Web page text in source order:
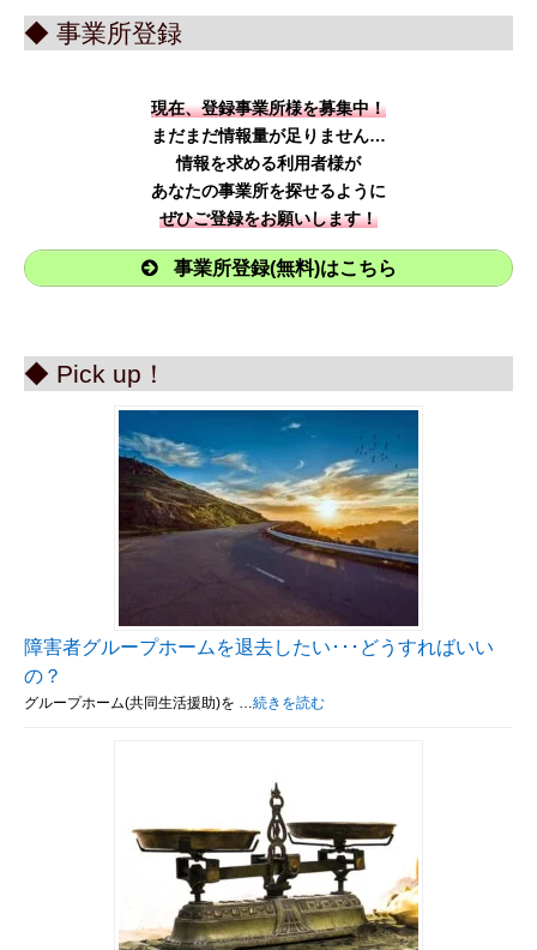
◆ 事業所登録
現在、登録事業所様を募集中！
まだまだ情報量が足りません…
情報を求める利用者様が
あなたの事業所を探せるように
ぜひご登録をお願いします！
事業所登録(無料)はこちら
◆ Pick up！
障害者グループホームを退去したい･･･どうすればいい
の？
グループホーム(共同生活援助)を … 続きを読む